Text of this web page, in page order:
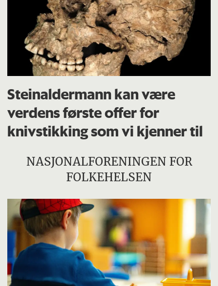
Steinaldermann kan være
verdens første offer for
knivstikking som vi kjenner til
NASJONALFORENINGEN FOR
FOLKEHELSEN